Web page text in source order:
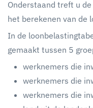
Onderstaand treft u
het berekenen van de
In de
gemaakt tussen 5
werknemers die
werknemers die
werknemers die